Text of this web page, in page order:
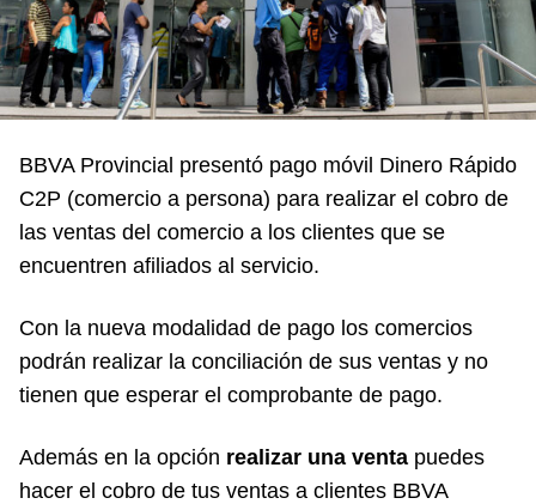
BBVA Provincial presentó pago móvil Dinero Rápido
C2P (comercio a persona) para realizar el cobro de
las ventas del comercio a los clientes que se
encuentren afiliados al servicio.
Con la nueva modalidad de pago los comercios
podrán realizar la conciliación de sus ventas y no
tienen que esperar el comprobante de pago.
Además en la opción realizar una venta puedes
hacer el cobro de tus ventas a clientes BBVA